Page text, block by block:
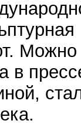
Можно
в